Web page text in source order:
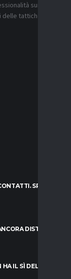
sui
tattiche
SPUNTA
DISTANZA
IL SÌ DEL PARMA